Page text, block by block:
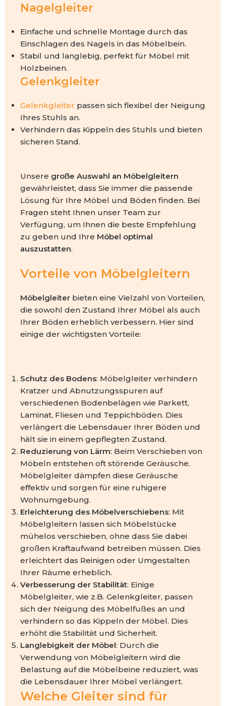
Nagelgleiter
Einfache und schnelle Montage durch das
Einschlagen des Nagels in das Möbelbein.
Stabil und langlebig, perfekt für Möbel mit
Holzbeinen.
Gelenkgleiter
Gelenkgleiter passen sich flexibel der Neigung
Ihres Stuhls an.
Verhindern das Kippeln des Stuhls und bieten
sicheren Stand.
Unsere große Auswahl an Möbelgleitern
gewährleistet, dass Sie immer die passende
Lösung für Ihre Möbel und Böden finden. Bei
Fragen steht Ihnen unser Team zur
Verfügung, um Ihnen die beste Empfehlung
zu geben und Ihre Möbel optimal
auszustatten.
Vorteile von Möbelgleitern
Möbelgleiter bieten eine Vielzahl von Vorteilen,
die sowohl den Zustand Ihrer Möbel als auch
Ihrer Böden erheblich verbessern. Hier sind
einige der wichtigsten Vorteile:
Schutz des Bodens: Möbelgleiter verhindern
Kratzer und Abnutzungsspuren auf
verschiedenen Bodenbelägen wie Parkett,
Laminat, Fliesen und Teppichböden. Dies
verlängert die Lebensdauer Ihrer Böden und
hält sie in einem gepflegten Zustand.
Reduzierung von Lärm: Beim Verschieben von
Möbeln entstehen oft störende Geräusche.
Möbelgleiter dämpfen diese Geräusche
effektiv und sorgen für eine ruhigere
Wohnumgebung.
Erleichterung des Möbelverschiebens: Mit
Möbelgleitern lassen sich Möbelstücke
mühelos verschieben, ohne dass Sie dabei
großen Kraftaufwand betreiben müssen. Dies
erleichtert das Reinigen oder Umgestalten
Ihrer Räume erheblich.
Verbesserung der Stabilität: Einige
Möbelgleiter, wie z.B. Gelenkgleiter, passen
sich der Neigung des Möbelfußes an und
verhindern so das Kippeln der Möbel. Dies
erhöht die Stabilität und Sicherheit.
Langlebigkeit der Möbel: Durch die
Verwendung von Möbelgleitern wird die
Belastung auf die Möbelbeine reduziert, was
die Lebensdauer Ihrer Möbel verlängert.
Welche Gleiter sind für